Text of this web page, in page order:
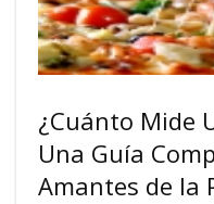
¿Cuánto Mide
Una Guía
Amantes de la